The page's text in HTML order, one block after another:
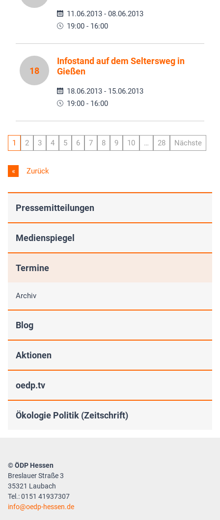
11.06.2013 - 08.06.2013
19:00 - 16:00
18
Infostand auf dem Seltersweg in
Gießen
18.06.2013 - 15.06.2013
19:00 - 16:00
1 2 3 4 5 6 7 8 9 10 … 28 Nächste
Zurück
Pressemitteilungen
Medienspiegel
Termine
Archiv
Blog
Aktionen
oedp.tv
Ökologie Politik (Zeitschrift)
© ÖDP Hessen
Breslauer Straße 3
35321 Laubach
Tel.: 0151 41937307
info
oedp-hessen.de